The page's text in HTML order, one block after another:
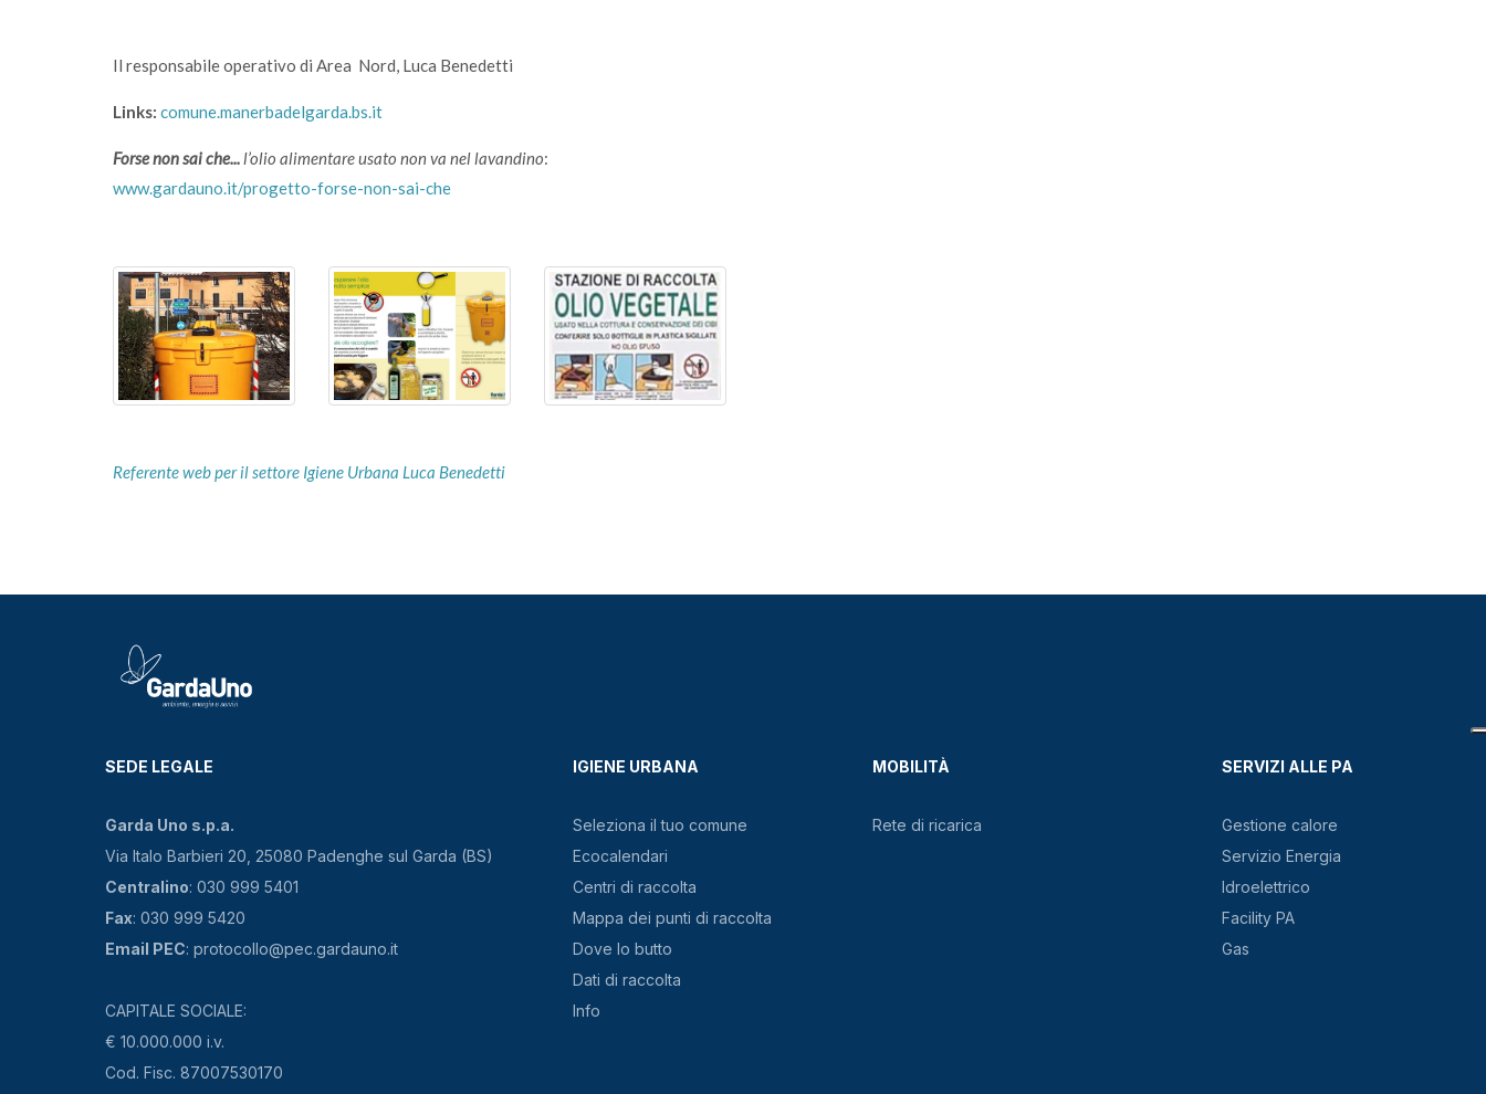
Il responsabile operativo di Area Nord, Luca Benedetti
Links: comune.manerbadelgarda.bs.it
Forse non sai che...l’olio alimentare usato non va nel lavandino:
www.gardauno.it/progetto-forse-non-sai-che
Referente web per il settore Igiene Urbana Luca Benedetti
SEDE LEGALE
Garda Uno s.p.a.
Via Italo Barbieri 20, 25080 Padenghe sul Garda (BS)
Centralino: 030 999 5401
Fax: 030 999 5420
Email PEC: protocollo@pec.gardauno.it
CAPITALE SOCIALE:
€ 10.000.000 i.v.
Cod. Fisc. 87007530170
IGIENE URBANA
Seleziona il tuo comune
Ecocalendari
Centri di raccolta
Mappa dei punti di raccolta
Dove lo butto
Dati di raccolta
Info
MOBILITÀ
Rete di ricarica
SERVIZI ALLE PA
Gestione calore
Servizio Energia
Idroelettrico
Facility PA
Gas